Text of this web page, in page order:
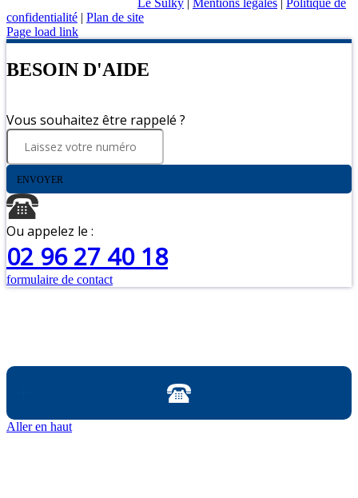
Le Sulky | Mentions légales | Politique de
confidentialité | Plan de site
Page load link
BESOIN D'AIDE
Vous souhaitez être rappelé ?
ENVOYER
Ou appelez le :
02 96 27 40 18
formulaire de contact
Aller en haut